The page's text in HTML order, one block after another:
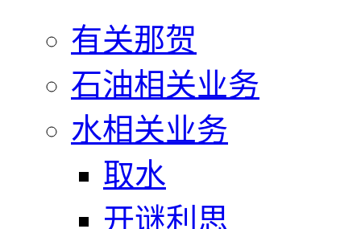
有关那贺
石油相关业务
水相关业务
取水
开谜利思